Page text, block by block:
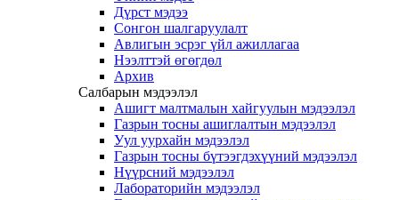
Дүрст мэдээ
Сонгон шалгаруулалт
Авлигын эсрэг үйл ажиллагаа
Нээлттэй өгөгдөл
Архив
Салбарын мэдээлэл
Ашигт малтмалын хайгуулын мэдээлэл
Газрын тосны ашиглалтын мэдээлэл
Уул уурхайн мэдээлэл
Газрын тосны бүтээгдэхүүний мэдээлэл
Нүүрсний мэдээлэл
Лабораторийн мэдээлэл